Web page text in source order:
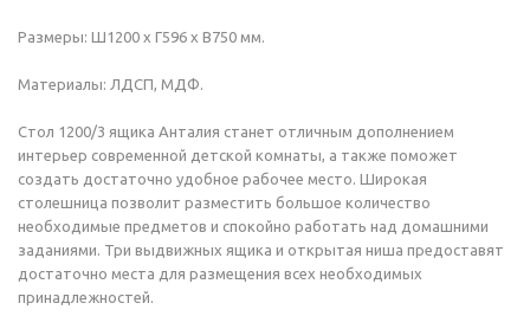
Размеры: Ш1200 х Г596 х В750 мм.
Материалы: ЛДСП, МДФ.
Стол 1200/3 ящика Анталия станет отличным дополнением
интерьер современной детской комнаты, а также поможет
создать достаточно удобное рабочее место. Широкая
столешница позволит разместить большое количество
необходимые предметов и спокойно работать над домашними
заданиями. Три выдвижных ящика и открытая ниша предоставят
достаточно места для размещения всех необходимых
принадлежностей.